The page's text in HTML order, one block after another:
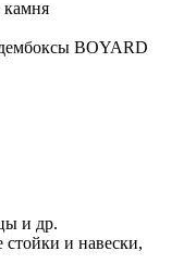
камня
BOYARD
и др.
и навески,